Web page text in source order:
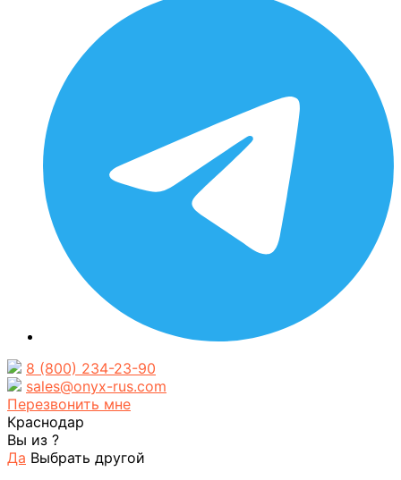
8 (800) 234-23-90
sales@onyx-rus.com
Перезвонить мне
Краснодар
Вы из ?
Да Выбрать другой